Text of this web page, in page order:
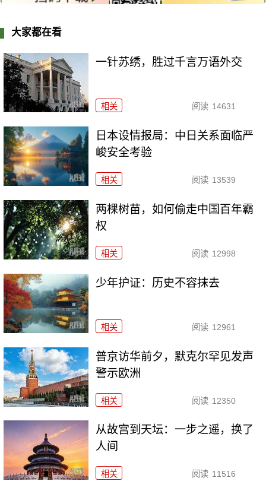
大家都在看
一针苏绣，胜过千言万语外交
相关 阅读 14631
日本设情报局：中日关系面临严
峻安全考验
相关 阅读 13539
两棵树苗，如何偷走中国百年霸
权
相关 阅读 12998
少年护证：历史不容抹去
相关 阅读 12961
普京访华前夕，默克尔罕见发声
警示欧洲
相关 阅读 12350
从故宫到天坛：一步之遥，换了
人间
相关 阅读 11516